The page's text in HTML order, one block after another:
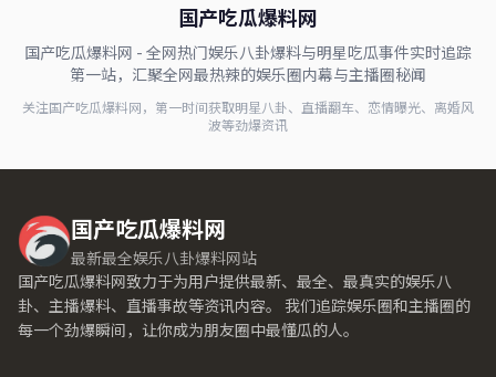
国产吃瓜爆料网
国产吃瓜爆料网 - 全网热门娱乐八卦爆料与明星吃瓜事件实时追踪
第一站，汇聚全网最热辣的娱乐圈内幕与主播圈秘闻
关注国产吃瓜爆料网，第一时间获取明星八卦、直播翻车、恋情曝光、离婚风
波等劲爆资讯
国产吃瓜爆料网
最新最全娱乐八卦爆料网站
国产吃瓜爆料网致力于为用户提供最新、最全、最真实的娱乐八
卦、主播爆料、直播事故等资讯内容。 我们追踪娱乐圈和主播圈的
每一个劲爆瞬间，让你成为朋友圈中最懂瓜的人。